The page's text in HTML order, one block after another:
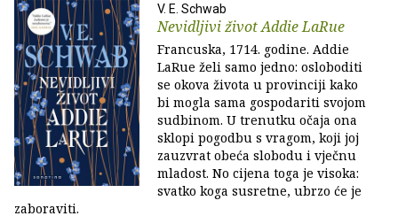
V. E. Schwab
Nevidljivi život Addie LaRue
Francuska, 1714. godine. Addie
LaRue želi samo jedno: osloboditi
se okova života u provinciji kako
bi mogla sama gospodariti svojom
sudbinom. U trenutku očaja ona
sklopi pogodbu s vragom, koji joj
zauzvrat obeća slobodu i vječnu
mladost. No cijena toga je visoka:
svatko koga susretne, ubrzo će je
zaboraviti.